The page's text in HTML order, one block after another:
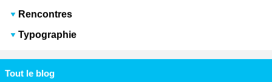
Rencontres
Typographie
Tout le blog